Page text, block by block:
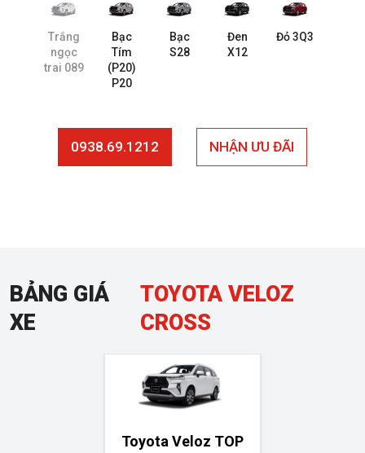
Trắng
ngọc
trai 089
Bạc
Tím
(P20)
P20
Bạc
S28
Đen
X12
Đỏ 3Q3
0938.69.1212 NHẬN ƯU ĐÃI
BẢNG GIÁ
XE
TOYOTA VELOZ
CROSS
Toyota Veloz TOP